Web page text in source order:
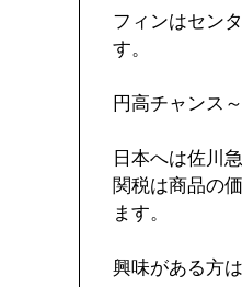
フィンはセン
す。
円高チャンス
日本へは佐川
関税は商品の
ます。
興味がある方